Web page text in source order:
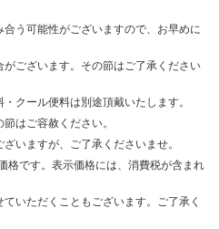
う可能性がございますので、お早めに
ございます。その節はご了承ください
クール便料は別途頂戴いたします。
はご容赦ください。
いますが、ご了承くださいませ。
格です。表示価格には、消費税が含まれ
いただくこともございます。ご了承く